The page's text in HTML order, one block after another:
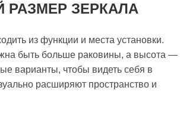
РАЗМЕР ЗЕРКАЛА
из функции и места установки.
быть больше раковины, а высота —
варианты, чтобы видеть себя в
расширяют пространство и